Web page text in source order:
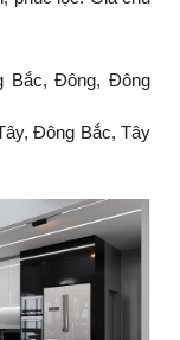
Bắc, Đông, Đông
Đông Bắc, Tây